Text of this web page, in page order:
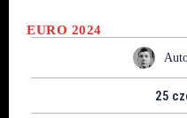
EURO 2024
25